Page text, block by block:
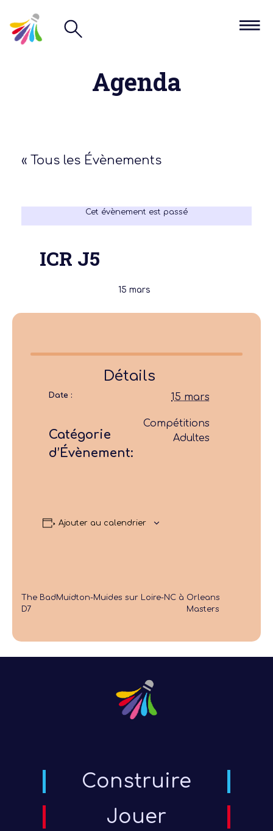
Agenda
« Tous les Évènements
Cet évènement est passé
ICR J5
15 mars
Détails
Date : 15 mars
Catégorie
d’Évènement:
Compétitions
Adultes
Ajouter au calendrier
The BadMuidton-Muides sur Loire-NC à
D7
Orleans
Masters
Construire
Jouer